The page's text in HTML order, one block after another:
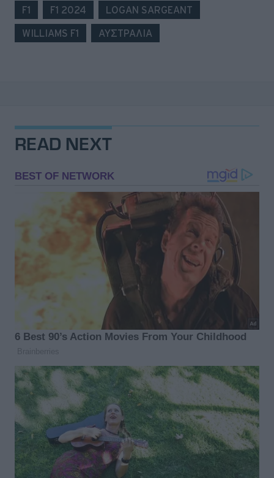
F1 F1 2024 LOGAN SARGEANT
WILLIAMS F1 ΑΥΣΤΡΑΛΙΑ
READ NEXT